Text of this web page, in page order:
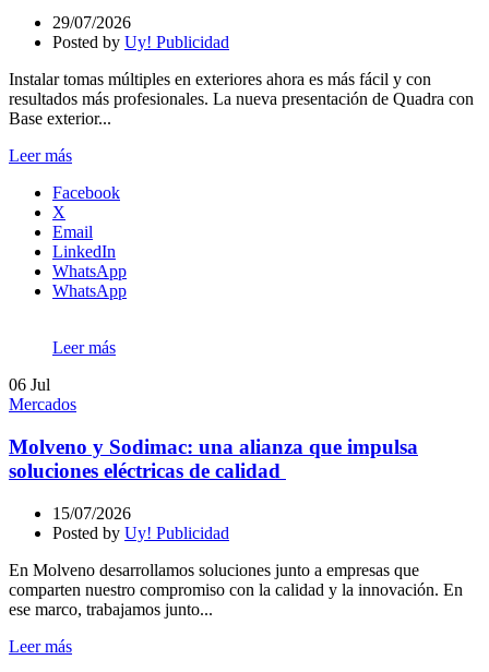
29/07/2026
Posted by Uy! Publicidad
Instalar tomas múltiples en exteriores ahora es más fácil y con
resultados más profesionales. La nueva presentación de Quadra con
Base exterior...
Leer más
Facebook
X
Email
LinkedIn
WhatsApp
WhatsApp
Leer más
06 Jul
Mercados
Molveno y Sodimac: una alianza que impulsa
soluciones eléctricas de calidad
15/07/2026
Posted by Uy! Publicidad
En Molveno desarrollamos soluciones junto a empresas que
comparten nuestro compromiso con la calidad y la innovación. En
ese marco, trabajamos junto...
Leer más